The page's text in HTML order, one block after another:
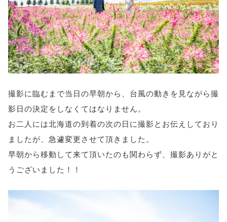
撮影に臨むまで当日の早朝から、台風の動きを見ながら撮
影日の決定をしなくてはなりません。
お二人には北海道の到着の次の日に撮影とお伝えしており
ましたが、急遽変更させて頂きました。
早朝から移動して来て頂いたのも関わらず、撮影ありがと
うございました！！